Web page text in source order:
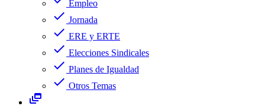
Empleo
check Jornada
check ERE y ERTE
check Elecciones Sindicales
check Planes de Igualdad
check Otros Temas
dynamic_feed